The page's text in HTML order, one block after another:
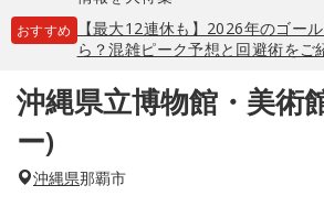
おすすめ
【最大12連休も】2026年のゴー
ら？混雑ピーク予想と回避術をご
沖縄県立博物館・美術
ー)
沖縄県那覇市